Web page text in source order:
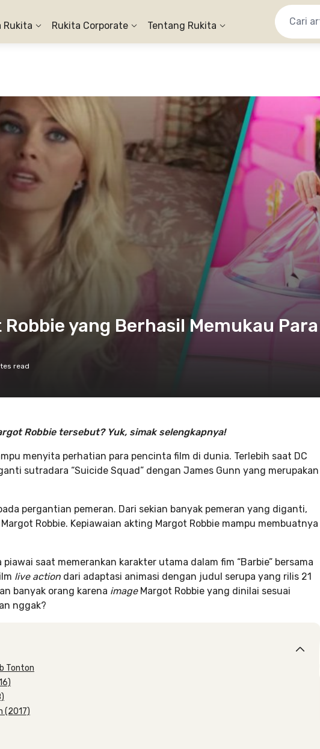
Rukita Rukita Corporate Tentang Rukita
yang Berhasil Memukau Para
read
Robbie tersebut? Yuk, simak selengkapnya!
menyita perhatian para pencinta film di dunia. Terlebih saat DC
sutradara “Suicide Squad” dengan James Gunn yang merupakan
pergantian pemeran. Dari sekian banyak pemeran yang diganti,
Robbie. Kepiawaian akting Margot Robbie mampu membuatnya
saat memerankan karakter utama dalam fim “Barbie” bersama
live action dari adaptasi animasi dengan judul serupa yang rilis 21
banyak orang karena imageMargot Robbie yang dinilai sesuai
nggak?
Tonton
(2017)